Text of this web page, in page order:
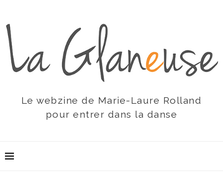
Le webzine de Marie-Laure Rolland
pour entrer dans la danse